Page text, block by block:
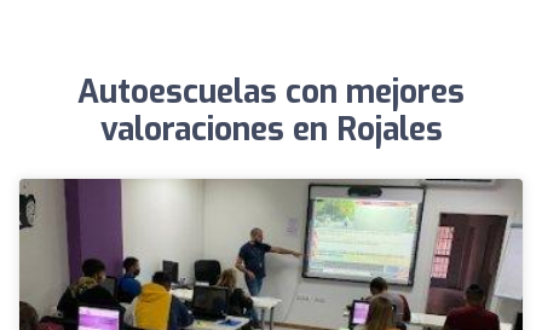
Autoescuelas con mejores
valoraciones en Rojales